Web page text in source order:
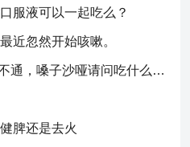
服液可以一起吃么？
近忽然开始咳嗽。
你好，鼻炎犯了，鼻子不通，嗓子沙哑请问吃什么药比较好？
脾还是去火